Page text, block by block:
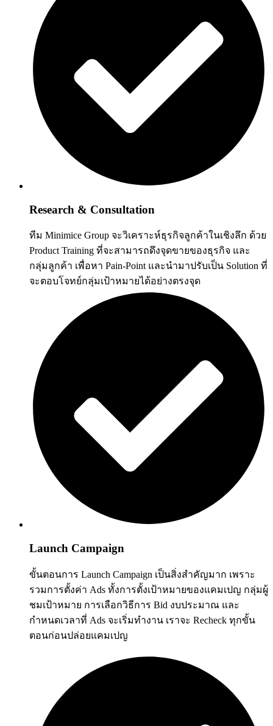
Research & Consultation
ทีม Minimice Group จะวิเคราะห์ธุรกิจลูกค้าในเชิงลึก ด้วย
Product Training ที่จะสามารถดึงจุดขายของธุรกิจ และ
กลุ่มลูกค้า เพื่อหา Pain-Point และนำมาปรับเป็น Solution ที่
จะตอบโจทย์กลุ่มเป้าหมายได้อย่างตรงจุด
Launch Campaign
ขั้นตอนการ Launch Campaign เป็นสิ่งสำคัญมาก เพราะ
รวมการตั้งค่า Ads ทั้งการตั้งเป้าหมายของแคมเปญ กลุ่มผู้
ชมเป้าหมาย การเลือกวิธีการ Bid งบประมาณ และ
กำหนดเวลาที่ Ads จะเริ่มทำงาน เราจะ Recheck ทุกขั้น
ตอนก่อนปล่อยแคมเปญ